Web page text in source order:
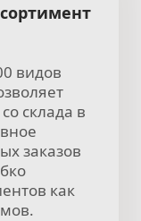
видов
склада в
заказов
как